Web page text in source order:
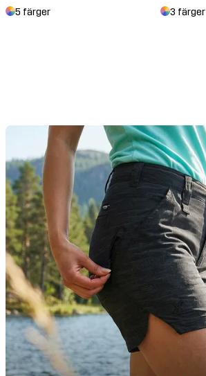
5 färger 3 färger